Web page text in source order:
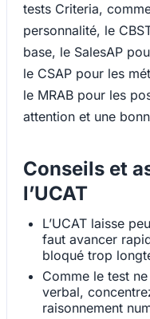
tests Criteria,
personnalité, le
base, le SalesAP
le CSAP pour les
le MRAB pour les
attention et une
Conseils et
l’UCAT
L’UCAT laisse
faut avancer
bloqué trop
Comme le test
verbal,
raisonnement